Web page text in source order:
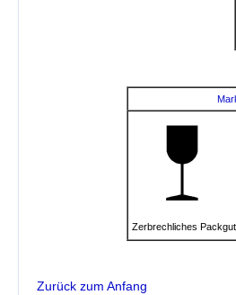
Zerbrechliches Packgut
Zurück zum Anfang